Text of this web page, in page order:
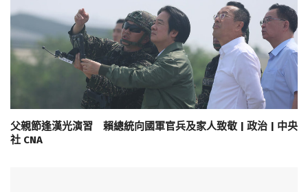
父親節逢漢光演習 賴總統向國軍官兵及家人致敬 | 政治 | 中央
社 CNA